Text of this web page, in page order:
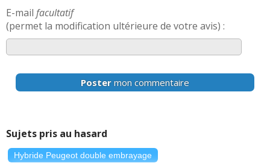
E-mail facultatif
(permet la modification ultérieure de votre avis) :
Poster mon commentaire
Sujets pris au hasard
Hybride Peugeot double embrayage